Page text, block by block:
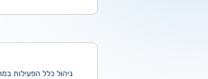
ניהול כלל הפעילות